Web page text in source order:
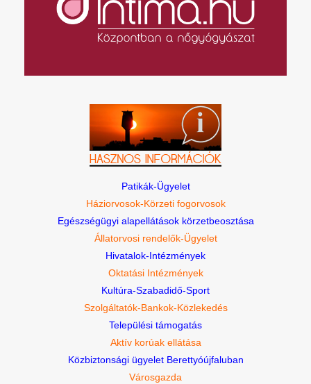
Patikák-Ügyelet
Háziorvosok-Körzeti fogorvosok
Egészségügyi alapellátások körzetbeosztása
Állatorvosi rendelők-Ügyelet
Hivatalok-Intézmények
Oktatási Intézmények
Kultúra-Szabadidő-Sport
Szolgáltatók-Bankok-Közlekedés
Települési támogatás
Aktív korúak ellátása
Közbiztonsági ügyelet Berettyóújfaluban
Városgazda